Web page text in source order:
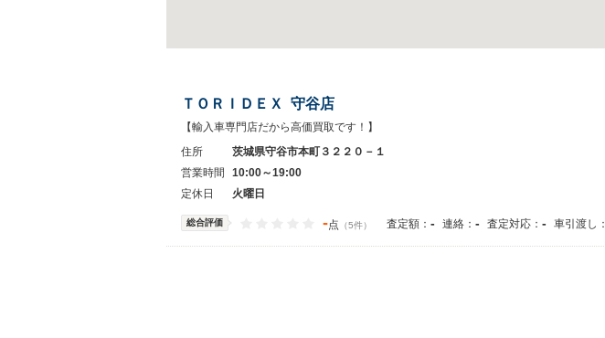
ＴＯＲＩＤＥＸ 守谷店
【輸入車専門店だから高価買取です！】
住所
茨城県守谷市本町３２２０－１
営業時間
10:00～19:00
定休日
火曜日
総合評価 -点 （5件） 査定額： - 連絡： - 査定対応： - 車引渡し：